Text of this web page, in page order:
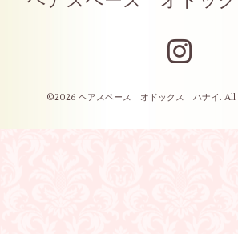
©2026 ヘアスペース オドックス ハナイ .